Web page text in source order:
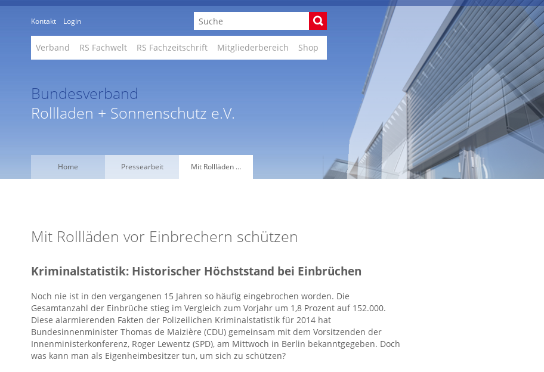
Kontakt Login
Verband RS Fachwelt RS Fachzeitschrift Mitgliederbereich Shop
Bundesverband
Rollladen + Sonnenschutz e.V.
Home Pressearbeit Mit Rollläden …
Mit Rollläden vor Einbrechern schützen
Kriminalstatistik: Historischer Höchststand bei Einbrüchen
Noch nie ist in den vergangenen 15 Jahren so häufig eingebrochen worden. Die
Gesamtanzahl der Einbrüche stieg im Vergleich zum Vorjahr um 1,8 Prozent auf 152.000.
Diese alarmierenden Fakten der Polizeilichen Kriminalstatistik für 2014 hat
Bundesinnenminister Thomas de Maizière (CDU) gemeinsam mit dem Vorsitzenden der
Innenministerkonferenz, Roger Lewentz (SPD), am Mittwoch in Berlin bekanntgegeben. Doch
was kann man als Eigenheimbesitzer tun, um sich zu schützen?